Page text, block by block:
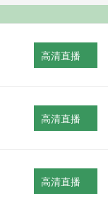
高清直播
高清直播
高清直播